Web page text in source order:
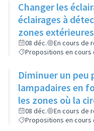
Changer les
éclairages à
zones
pas gêner
08 déc.
En cours de
Propositions en cours
Diminuer un peu
lampadaires en
les zones où la
importante, sans
complètement
08 déc.
En cours de
Propositions en cours